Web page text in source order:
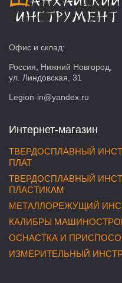
Офис и склад:
Россия, Нижний Новгород,
ул. Линдовская, 31
Legion-in@yandex.ru
Интернет-магазин
ТВЕРДОСПЛАВНЫЙ
ПЛАТ
ТВЕРДОСПЛАВНЫЙ
ПЛАСТИКАМ
МЕТАЛЛОРЕЖУЩИЙ
КАЛИБРЫ
ОСНАСТКА И
ИЗМЕРИТЕЛЬНЫЙ